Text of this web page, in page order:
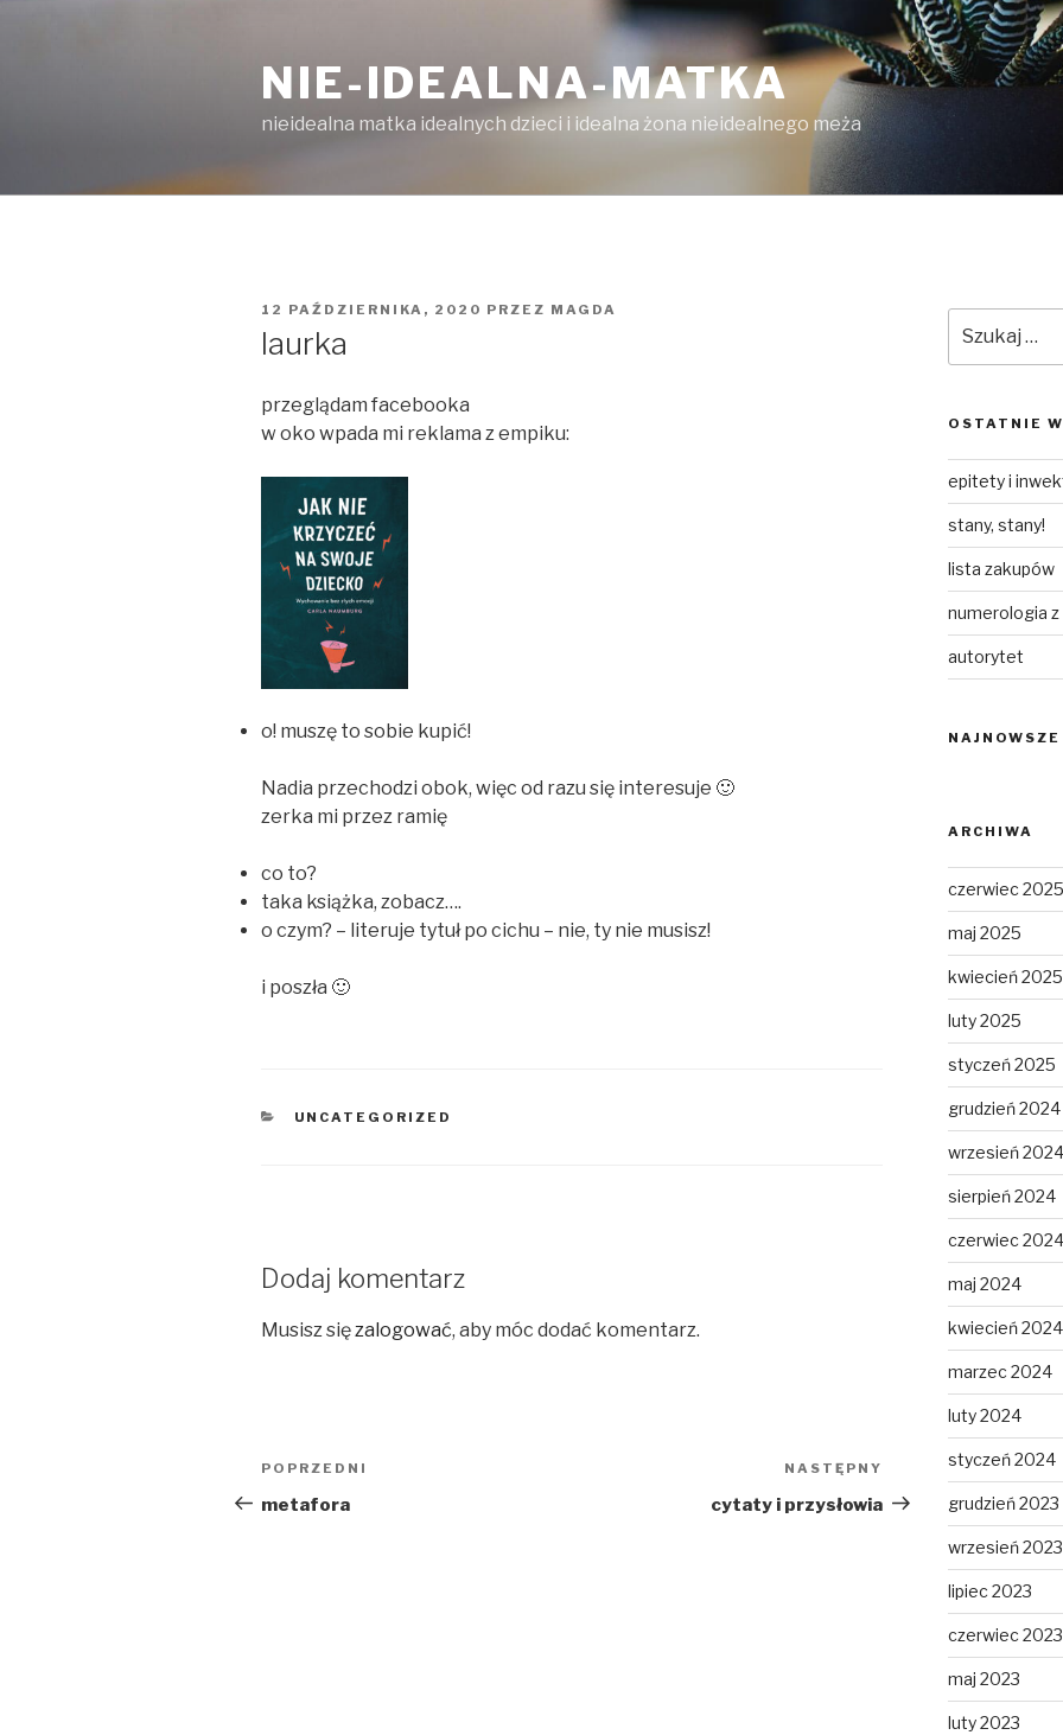
NIE-IDEALNA-MATKA
nieidealna matka idealnych dzieci i idealna żona nieidealnego meża
OPUBLIKOWANE
12 PAŹDZIERNIKA, 2020 PRZEZ MAGDA
laurka
przeglądam facebooka
w oko wpada mi reklama z empiku:
o! muszę to sobie kupić!
Nadia przechodzi obok, więc od razu się interesuje 🙂
zerka mi przez ramię
co to?
taka książka, zobacz….
o czym? – literuje tytuł po cichu – nie, ty nie musisz!
i poszła 🙂
KATEGORIE
UNCATEGORIZED
Dodaj komentarz
Musisz sięzalogować, aby móc dodać komentarz.
Nawigacja
wpisu
Poprzedni
wpis
POPRZEDNI
metafora
Następny
wpis
NASTĘPNY
cytaty i przysłowia
OSTATNIE
epitety i
stany, stany!
lista zakupów
numerologia z
autorytet
ARCHIWA
czerwiec 2025
maj 2025
kwiecień 2025
luty 2025
styczeń 2025
grudzień 2024
wrzesień 2024
sierpień 2024
czerwiec 2024
maj 2024
kwiecień 2024
marzec 2024
luty 2024
styczeń 2024
grudzień 2023
wrzesień 2023
lipiec 2023
czerwiec 2023
maj 2023
luty 2023